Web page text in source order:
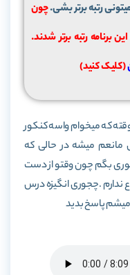
رتبه برتر بشی.چون
(کلیک کنید)
هستم چند وقته که میخوام واسه کنکور
مانعم میشه در حالی که
بگم چون وقتو از دست
ندارم .چجوری انگیزه درس
پاسخ بدید